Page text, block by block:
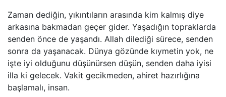
Zaman dediğin, yıkıntıların arasında kim kalmış diye
arkasına bakmadan geçer gider. Yaşadığın topraklarda
senden önce de yaşandı. Allah dilediği sürece, senden
sonra da yaşanacak. Dünya gözünde kıymetin yok, ne
işte iyi olduğunu düşünürsen düşün, senden daha iyisi
illa ki gelecek. Vakit gecikmeden, ahiret hazırlığına
başlamalı, insan.